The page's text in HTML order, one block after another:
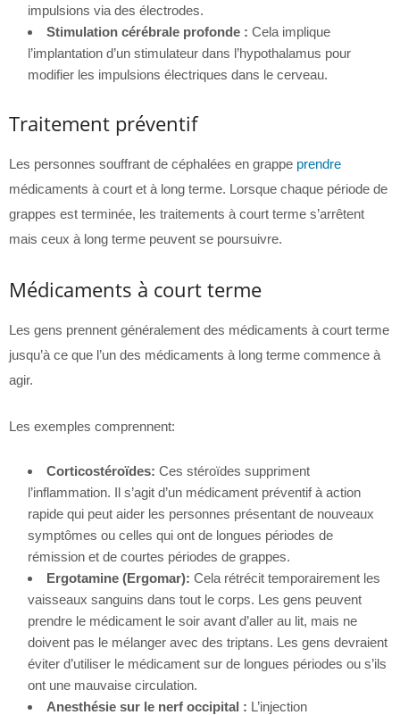
impulsions via des électrodes.
Stimulation cérébrale profonde : Cela implique
l’implantation d’un stimulateur dans l’hypothalamus pour
modifier les impulsions électriques dans le cerveau.
Traitement préventif
Les personnes souffrant de céphalées en grappe prendre
médicaments à court et à long terme. Lorsque chaque période de
grappes est terminée, les traitements à court terme s’arrêtent
mais ceux à long terme peuvent se poursuivre.
Médicaments à court terme
Les gens prennent généralement des médicaments à court terme
jusqu’à ce que l’un des médicaments à long terme commence à
agir.
Les exemples comprennent:
Corticostéroïdes: Ces stéroïdes suppriment
l’inflammation. Il s’agit d’un médicament préventif à action
rapide qui peut aider les personnes présentant de nouveaux
symptômes ou celles qui ont de longues périodes de
rémission et de courtes périodes de grappes.
Ergotamine (Ergomar): Cela rétrécit temporairement les
vaisseaux sanguins dans tout le corps. Les gens peuvent
prendre le médicament le soir avant d’aller au lit, mais ne
doivent pas le mélanger avec des triptans. Les gens devraient
éviter d’utiliser le médicament sur de longues périodes ou s’ils
ont une mauvaise circulation.
Anesthésie sur le nerf occipital : L’injection